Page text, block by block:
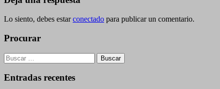
Lo siento, debes estarconectado para publicar un comentario.
Procurar
Buscar:
Entradas recentes